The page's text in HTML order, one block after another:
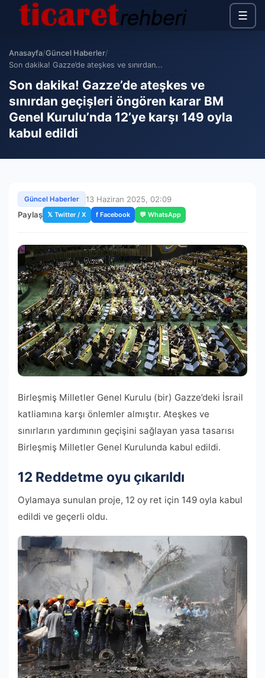
☰
Anasayfa/Güncel Haberler/
Son dakika! Gazze’de ateşkes ve sınırdan...
Son dakika! Gazze’de ateşkes ve
sınırdan geçişleri öngören karar BM
Genel Kurulu’nda 12’ye karşı 149 oyla
kabul edildi
Güncel Haberler
13 Haziran 2025, 02:09
Paylaş 𝕏 Twitter / X f Facebook 💬 WhatsApp
Birleşmiş Milletler Genel Kurulu (bir) Gazze’deki İsrail
katliamına karşı önlemler almıştır. Ateşkes ve
sınırların yardımının geçişini sağlayan yasa tasarısı
Birleşmiş Milletler Genel Kurulunda kabul edildi.
12 Reddetme oyu çıkarıldı
Oylamaya sunulan proje, 12 oy ret için 149 oyla kabul
edildi ve geçerli oldu.